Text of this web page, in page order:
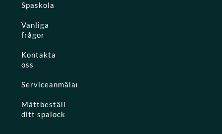
Spaskola
Vanliga
frågor
Kontakta
oss
Serviceanmälan
Måttbeställ
ditt spalock